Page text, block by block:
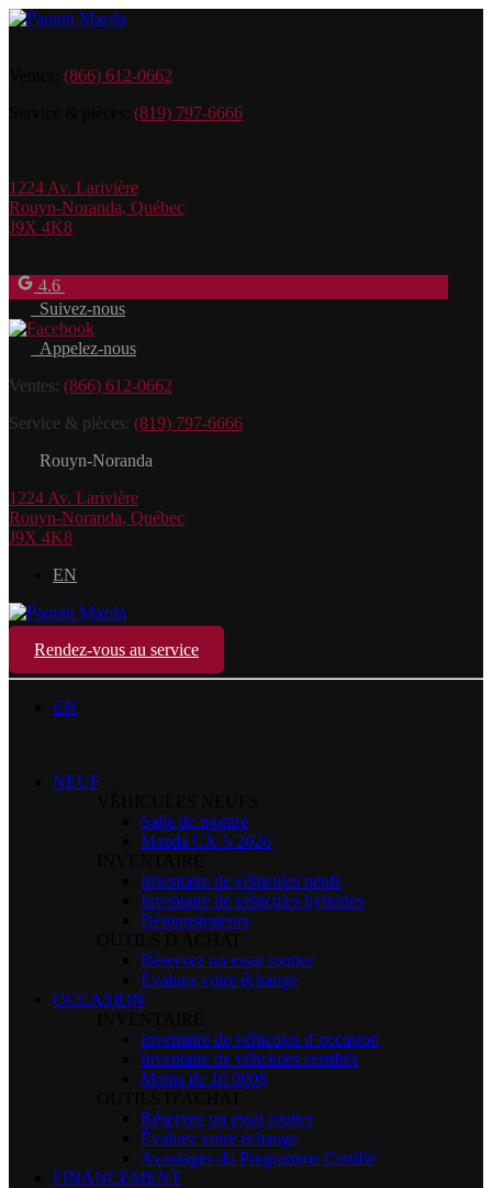
(866) 612-0662
(819) 797-6666
1224 Av. Larivière
Rouyn-Noranda, Québec
J9X 4K8
4.6
Suivez-nous
Appelez-nous
Ventes: (866) 612-0662
Service & pièces: (819) 797-6666
Rouyn-Noranda
1224 Av. Larivière
Rouyn-Noranda, Québec
J9X 4K8
EN
Rendez-vous au service
EN
NEUF
Salle de montre
Mazda CX-5 2026
Inventaire de véhicules neufs
Inventaire de véhicules hybrides
Démonstrateurs
Réservez un essai routier
Évaluez votre échange
OCCASION
Inventaire de véhicules d’occasion
Inventaire de véhciules certifiés
Moins de 10 000$
Réservez un essai routier
Évaluez votre échange
Avantages du Programme Certifié
FINANCEMENT